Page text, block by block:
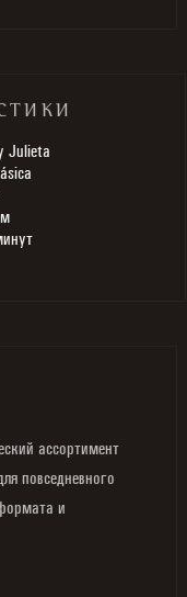
Julieta
ассортимент
повседневного
и